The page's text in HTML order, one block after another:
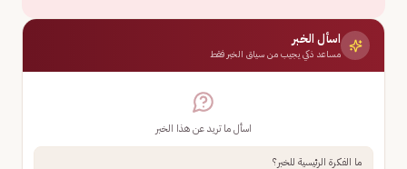
اسأل الخبر
مساعد ذكي يجيب من سياق الخبر فقط
اسأل ما تريد عن هذا الخبر
ما الفكرة الرئيسية للخبر؟